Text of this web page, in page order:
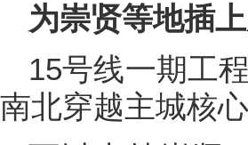
为崇贤等地插
15号线一期工
南北穿越主城核